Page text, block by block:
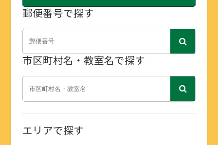
郵便番号で探す
市区町村名・教室名で探す
エリアで探す